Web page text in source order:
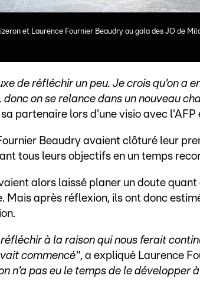
et Laurence Fournier Beaudry au gala des JO de
de réfléchir un peu. Je crois qu'on a
on se relance dans un nouveau
partenaire lors d'une visio avec l'AFP
Beaudry avaient clôturé leur
tous leurs objectifs en un temps
alors laissé planer un doute
Mais après réflexion, ils ont donc
à la raison qui nous ferait
commencé", a expliqué Laurence
n'a pas eu le temps de le développer